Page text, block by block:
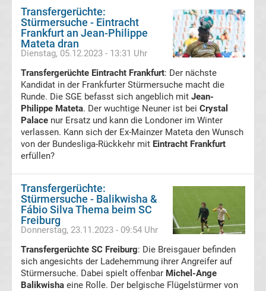
Conference
League
Formel
1
Rennkalender
Transfergerüchte
WWE
Boxen
Transfergerüchte:
Stürmersuche - Eintracht
Frankfurt an Jean-Philippe
Mateta dran
Dienstag, 05.12.2023 - 13:31 Uhr
Transfergerüchte Eintracht Frankfurt: Der nächste
Kandidat in der Frankfurter Stürmersuche macht die
Runde. Die SGE befasst sich angeblich mit Jean-
Philippe Mateta. Der wuchtige Neuner ist bei Crystal
Palace nur Ersatz und kann die Londoner im Winter
verlassen. Kann sich der Ex-Mainzer Mateta den Wunsch
von der Bundesliga-Rückkehr mit Eintracht Frankfurt
erfüllen?
Transfergerüchte:
Stürmersuche - Balikwisha &
Fábio Silva Thema beim SC
Freiburg
Donnerstag, 23.11.2023 - 09:54 Uhr
Transfergerüchte SC Freiburg: Die Breisgauer befinden
sich angesichts der Ladehemmung ihrer Angreifer auf
Stürmersuche. Dabei spielt offenbar Michel-Ange
Balikwisha eine Rolle. Der belgische Flügelstürmer von